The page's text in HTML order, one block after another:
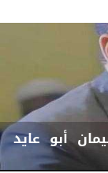
أبو عايد